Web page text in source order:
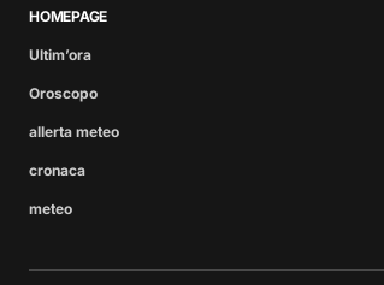
HOMEPAGE
Ultim’ora
Oroscopo
allerta meteo
cronaca
meteo